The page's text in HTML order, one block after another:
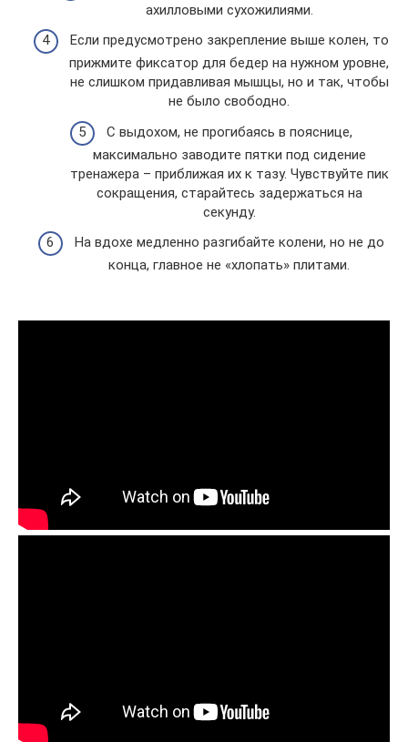
ахилловыми сухожилиями.
Если предусмотрено закрепление выше колен, то
прижмите фиксатор для бедер на нужном уровне,
не слишком придавливая мышцы, но и так, чтобы
не было свободно.
С выдохом, не прогибаясь в пояснице,
максимально заводите пятки под сидение
тренажера – приближая их к тазу. Чувствуйте пик
сокращения, старайтесь задержаться на
секунду.
На вдохе медленно разгибайте колени, но не до
конца, главное не «хлопать» плитами.